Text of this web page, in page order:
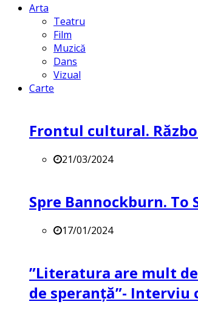
Arta
Teatru
Film
Muzică
Dans
Vizual
Carte
Frontul cultural.
21/03/2024
Spre Bannockburn.
17/01/2024
”Literatura are mult
de speranță”- Interviu